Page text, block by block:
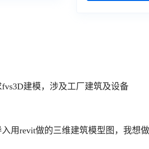
fvs3D建模，涉及工厂建筑及设备
入用revit做的三维建筑模型图，我想